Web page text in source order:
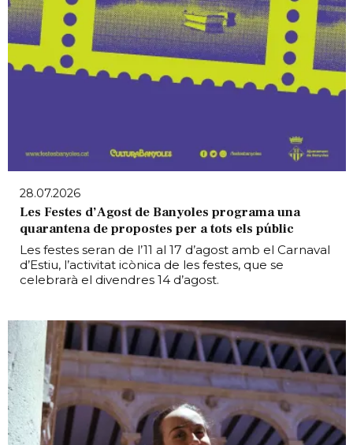
28.07.2026
Les Festes d’Agost de Banyoles programa una
quarantena de propostes per a tots els públic
Les festes seran de l’11 al 17 d’agost amb el Carnaval
d’Estiu, l’activitat icònica de les festes, que se
celebrarà el divendres 14 d’agost.